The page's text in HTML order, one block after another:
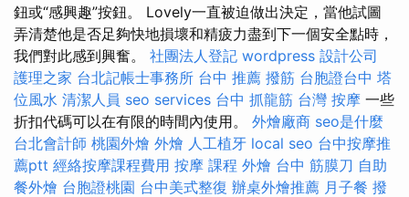
鈕或“感興趣”按鈕。 Lovely一直被迫做出決定，當他試圖
弄清楚他是否足夠快地損壞和精疲力盡到下一個安全點時，
我們對此感到興奮。 社團法人登記 wordpress 設計公司
護理之家 台北記帳士事務所 台中 推薦 撥筋 台胞證台中 塔
位風水 清潔人員 seo services 台中 抓龍筋 台灣 按摩 一些
折扣代碼可以在有限的時間內使用。 外燴廠商 seo是什麼
台北會計師 桃園外燴 外燴 人工植牙 local seo 台中按摩推
薦ptt 經絡按摩課程費用 按摩 課程 外燴 台中 筋膜刀 自助
餐外燴 台胞證桃園 台中美式整復 辦桌外燴推薦 月子餐 撥